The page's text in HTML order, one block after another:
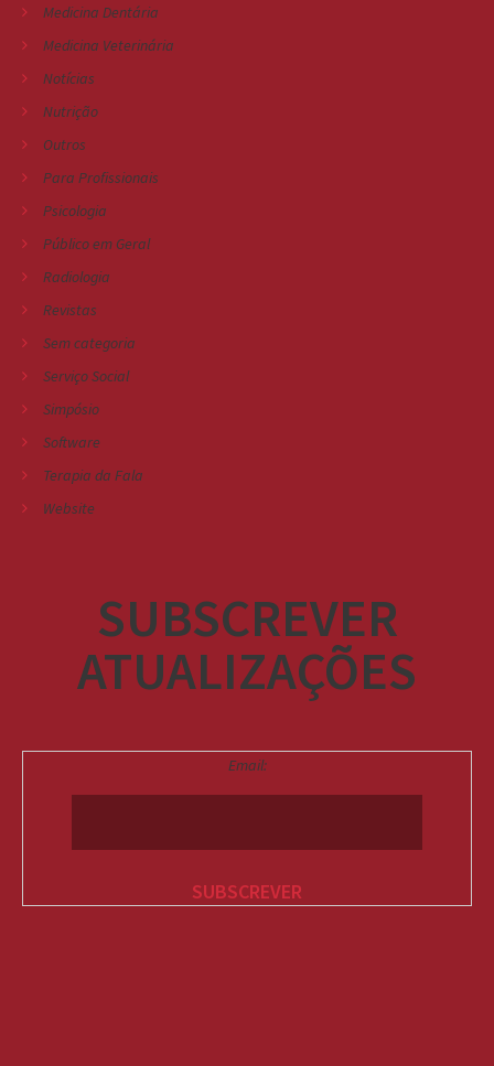
Medicina Dentária
Medicina Veterinária
Notícias
Nutrição
Outros
Para Profissionais
Psicologia
Público em Geral
Radiologia
Revistas
Sem categoria
Serviço Social
Simpósio
Software
Terapia da Fala
Website
SUBSCREVER
ATUALIZAÇÕES
Email: